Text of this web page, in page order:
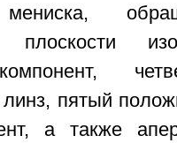
мениска,
пятый
а также